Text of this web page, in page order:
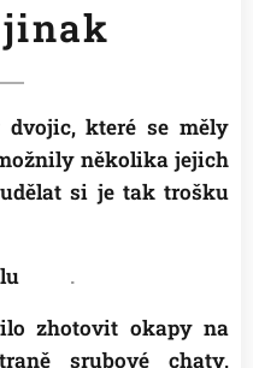
dvojic, které se měly
několika jejich
si je tak trošku
.
zhotovit okapy na
srubové chaty,